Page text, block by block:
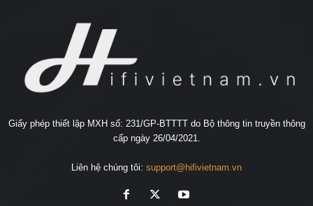
Giấy phép thiết lập MXH số: 231/GP-BTTTT do Bộ thông tin truyền thông
cấp ngày 26/04/2021.
Liên hệ chúng tôi: support@hifivietnam.vn